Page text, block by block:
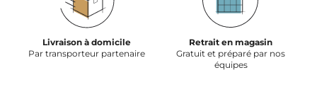
Livraison à domicile
Par transporteur partenaire
Retrait en magasin
Gratuit et préparé par nos
équipes